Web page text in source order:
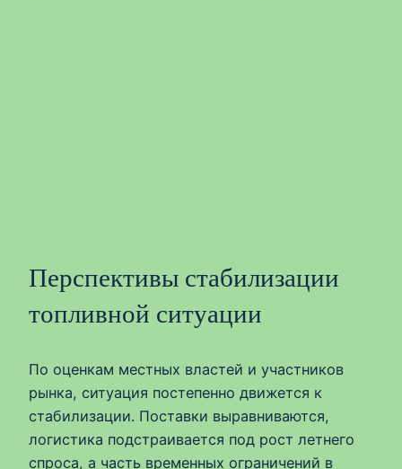
Перспективы стабилизации
топливной ситуации
По оценкам местных властей и участников
рынка, ситуация постепенно движется к
стабилизации. Поставки выравниваются,
логистика подстраивается под рост летнего
спроса, а часть временных ограничений в